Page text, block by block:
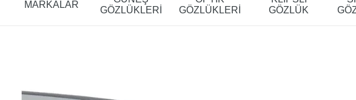
MARKALAR
GÖZLÜKLERİ
GÖZLÜKLERİ
GÖZLÜK